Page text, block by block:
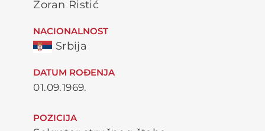
Zoran Ristić
NACIONALNOST
Srbija
DATUM ROĐENJA
01.09.1969.
POZICIJA